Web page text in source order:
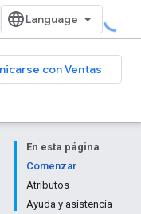
con Ventas
En esta página
Comenzar
Atributos
Ayuda y asistencia